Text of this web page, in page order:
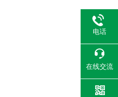
电话
在线交流